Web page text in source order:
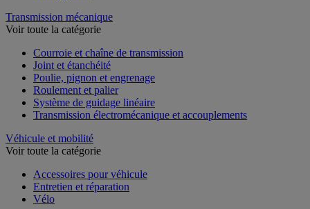
Transmission mécanique
Voir toute la catégorie
Courroie et chaîne de transmission
Joint et étanchéité
Poulie, pignon et engrenage
Roulement et palier
Système de guidage linéaire
Transmission électromécanique et accouplements
Véhicule et mobilité
Voir toute la catégorie
Accessoires pour véhicule
Entretien et réparation
Vélo